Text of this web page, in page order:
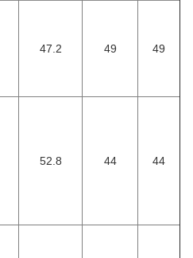
47.2 49 49
52.8 44 44